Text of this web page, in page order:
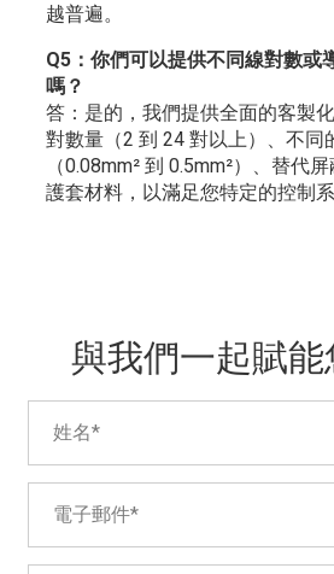
越普遍。
Q5：你們可以提供不同線對數或
嗎？
答：是的，我們提供全面的客製
對數量（2 到 24 對以上）、不同
（0.08mm² 到 0.5mm²）、替代
護套材料，以滿足您特定的控制系
與我們一起賦